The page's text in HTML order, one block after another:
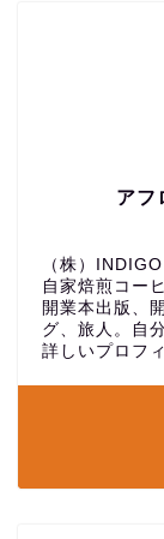
アフ
（株）
自家焙煎コー
開業本出版、
グ、旅人。自
詳しいプロフ